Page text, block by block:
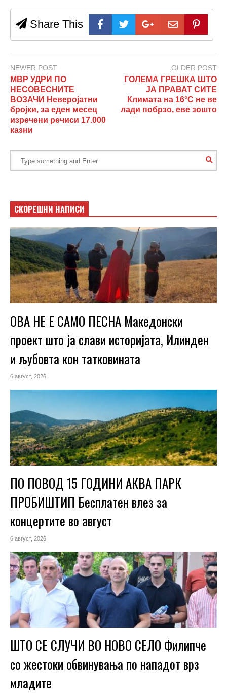
Share This
NEWER POST
МВР УДРИ ПО
НЕСОВЕСНИТЕ
ВОЗАЧИ Неверојатни
бројки, за еден месец
изречени речиси 17.000
казни
OLDER POST
ГОЛЕМА ГРЕШКА ШТО
ЈА ПРАВАТ СИТЕ
Климата на 16°C не ве
лади побрзо, еве зошто
СКОРЕШНИ НАПИСИ
ОВА НЕ Е САМО ПЕСНА Македонски
проект што ја слави историјата, Илинден
и љубовта кон татковината
6 август, 2026
ПО ПОВОД 15 ГОДИНИ АКВА ПАРК
ПРОБИШТИП Бесплатен влез за
концертите во август
6 август, 2026
ШТО СЕ СЛУЧИ ВО НОВО СЕЛО Филипче
со жестоки обвинувања по нападот врз
младите